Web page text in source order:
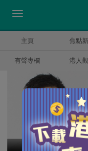
主頁 焦點
有聲專欄 港人
甘文鋒